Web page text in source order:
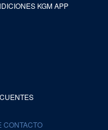
KGM APP
CONTACTO